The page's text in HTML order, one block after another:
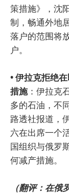
策措施》，沈
制，畅通外地
落户的范围将
户。
• 伊拉克拒绝
措施：伊拉克
多的石油，不
路透社报道，
六在出席一个
国组织与俄罗
何减产措施。
（翻评：在俄